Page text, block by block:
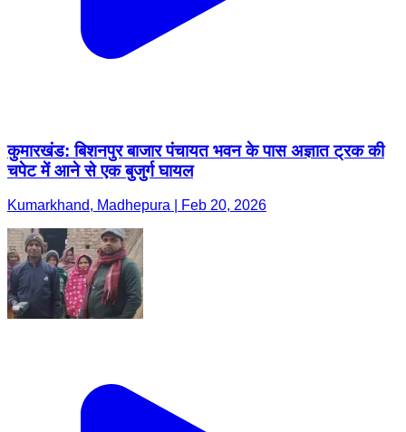
कुमारखंड: बिशनपुर बाजार पंचायत भवन के पास अज्ञात ट्रक की
चपेट में आने से एक बुजुर्ग घायल
Kumarkhand, Madhepura | Feb 20, 2026